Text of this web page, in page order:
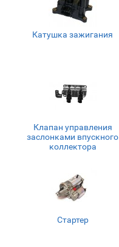
Катушка зажигания
Клапан управления
заслонками впускного
коллектора
Стартер